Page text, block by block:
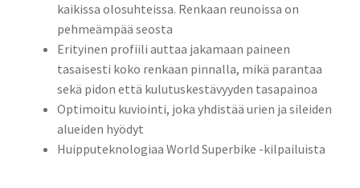
kaikissa olosuhteissa. Renkaan reunoissa on
pehmeämpää seosta
Erityinen profiili auttaa jakamaan paineen
tasaisesti koko renkaan pinnalla, mikä parantaa
sekä pidon että kulutuskestävyyden tasapainoa
Optimoitu kuviointi, joka yhdistää urien ja sileiden
alueiden hyödyt
Huipputeknologiaa World Superbike -kilpailuista